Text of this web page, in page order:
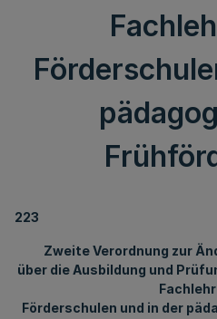
223
Zweite Verordnung zur
über die Ausbildung und
Förderschulen und in der